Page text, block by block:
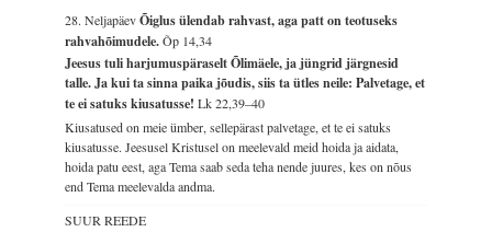
28. NeljapäevÕiglus ülendab rahvast, aga patt on teotuseks
rahvahõimudele.Õp 14,34
Jeesus tuli harjumuspäraselt Õlimäele, ja jüngrid järgnesid
talle. Ja kui ta sinna paika jõudis, siis ta ütles neile: Palvetage, et
te ei satuks kiusatusse!Lk 22,39–40
Kiusatused on meie ümber, sellepärast palvetage, et te ei satuks
kiusatusse. Jeesusel Kristusel on meelevald meid hoida ja aidata,
hoida patu eest, aga Tema saab seda teha nende juures, kes on nõus
end Tema meelevalda andma.
SUUR REEDE